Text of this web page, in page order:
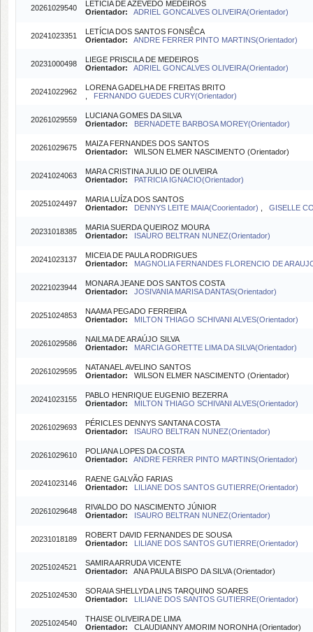
20261029540
LETÍCIA DE AZEVÊDO MEDEIROS
Orientador:
ADRIEL GONCALVES OLIVEIRA(Orientador)
20241023351
LETÍCIA DOS SANTOS FONSÊCA
Orientador:
ANDRE FERRER PINTO MARTINS(Orientador)
20231000498
LIEGE PRISCILA DE MEDEIROS
Orientador:
ADRIEL GONCALVES OLIVEIRA(Orientador)
20241022962
LORENA GADELHA DE FREITAS BRITO
FERNANDO GUEDES CURY(Orientador)
20261029559
LUCIANA GOMES DA SILVA
Orientador:
BERNADETE BARBOSA MOREY(Orientador)
20261029675
MAIZA FERNANDES DOS SANTOS
Orientador: WILSON ELMER NASCIMENTO (Orientador)
20241024063
MARA CRISTINA JULIO DE OLIVEIRA
Orientador:
PATRICIA IGNACIO(Orientador)
20251024497
MARIA LUÍZA DOS SANTOS
Orientador:
DENNYS LEITE MAIA(Coorientador) GISELLE
20231018385
MARIA SUERDA QUEIROZ MOURA
Orientador:
ISAURO BELTRAN NUNEZ(Orientador)
20241023137
MICEIA DE PAULA RODRIGUES
Orientador:
MAGNOLIA FERNANDES FLORENCIO DE
20221023944
MONARA JEANE DOS SANTOS COSTA
Orientador:
JOSIVANIA MARISA DANTAS(Orientador)
20251024853
NAAMA PEGADO FERREIRA
Orientador:
MILTON THIAGO SCHIVANI ALVES(Orientador)
20261029586
NAILMA DE ARAÚJO SILVA
Orientador:
MARCIA GORETTE LIMA DA SILVA(Orientador)
20261029595
NATANAEL AVELINO SANTOS
Orientador: WILSON ELMER NASCIMENTO (Orientador)
20241023155
PABLO HENRIQUE EUGENIO BEZERRA
Orientador:
MILTON THIAGO SCHIVANI ALVES(Orientador)
20261029693
PÉRICLES DENNYS SANTANA COSTA
Orientador:
ISAURO BELTRAN NUNEZ(Orientador)
20261029610
POLIANA LOPES DA COSTA
Orientador:
ANDRE FERRER PINTO MARTINS(Orientador)
20241023146
RAENE GALVÃO FARIAS
Orientador:
LILIANE DOS SANTOS GUTIERRE(Orientador)
20261029648
RIVALDO DO NASCIMENTO JÚNIOR
Orientador:
ISAURO BELTRAN NUNEZ(Orientador)
20231018189
ROBERT DAVID FERNANDES DE SOUSA
Orientador:
LILIANE DOS SANTOS GUTIERRE(Orientador)
20251024521
SAMIRA ARRUDA VICENTE
Orientador: ANA PAULA BISPO DA SILVA (Orientador)
20251024530
SORAIA SHELLYDA LINS TARQUINO SOARES
Orientador:
LILIANE DOS SANTOS GUTIERRE(Orientador)
20251024540
THAISE OLIVEIRA DE LIMA
Orientador: CLAUDIANNY AMORIM NORONHA (Orientador)